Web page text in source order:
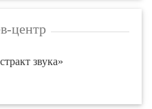
центр
звука»